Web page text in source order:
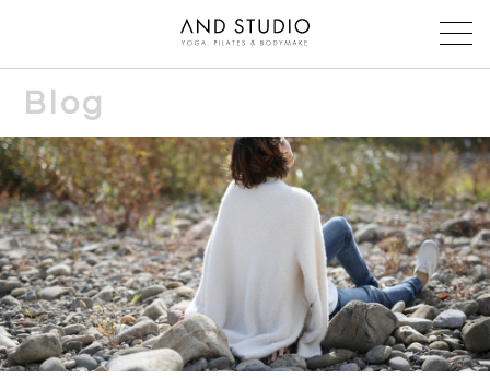
Class & instructor
Schedule スケジュール
Reservation 予約
Voice お客様の声
Blog